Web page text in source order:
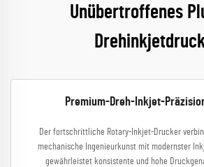
Unübertroffenes
Premium-Dreh-Inkjet-
Der fortschrittliche Rotary-Inkjet-Drucker
mechanische Ingenieurkunst mit modernster
gewährleistet konsistente und hohe